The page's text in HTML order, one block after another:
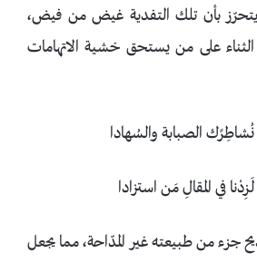
بأن تلك التفدية غيض من فيض،
الثناء على من يستحق خشية الاتهامات
نُشاطِرًك الصبابة والسُهادا
في المقالِ مَن استزادا
جزء من طبيعته غير المدّاحة، مما يجعل